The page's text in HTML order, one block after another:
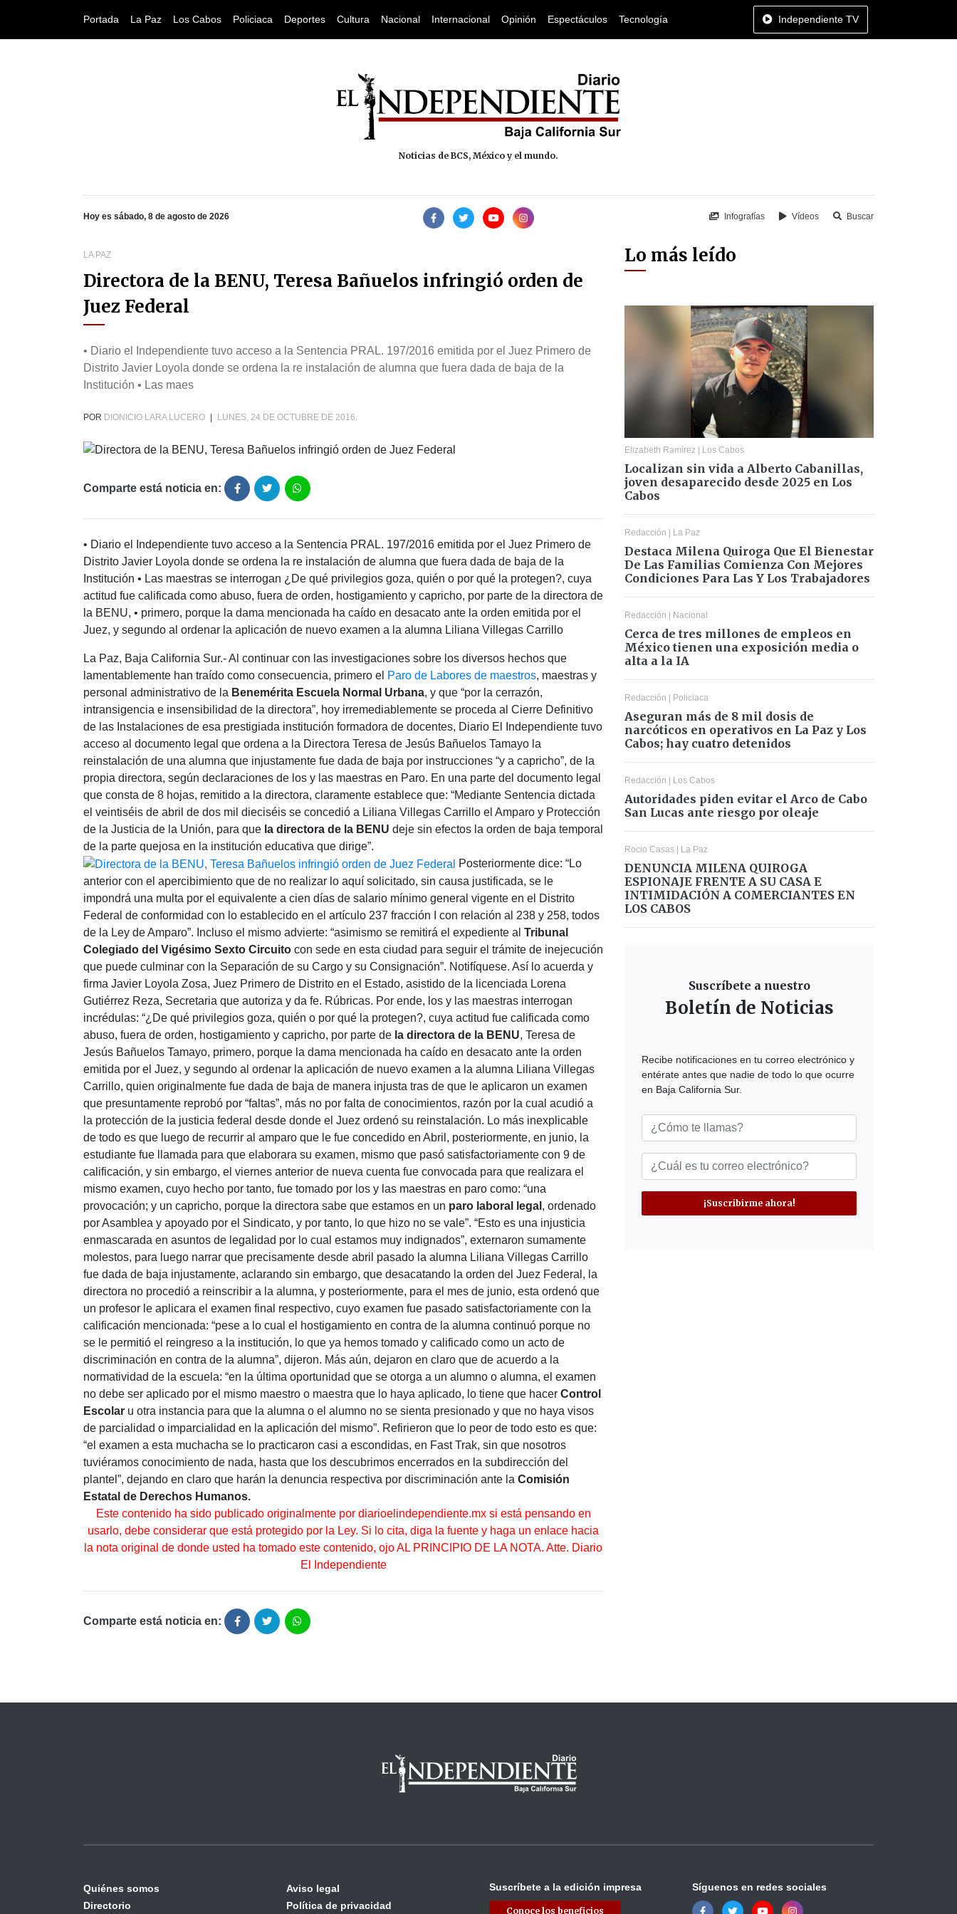
Portada La Paz Los Cabos Policiaca Deportes Cultura Nacional Internacional Opinión Espectáculos Tecnología Independiente TV
Noticias de BCS, México y el mundo.
Hoy es sábado, 8 de agosto de 2026 Infografías Vídeos Buscar
LA PAZ
Directora de la BENU, Teresa Bañuelos infringió orden de
Juez Federal
• Diario el Independiente tuvo acceso a la Sentencia PRAL. 197/2016 emitida por el Juez Primero de
Distrito Javier Loyola donde se ordena la re instalación de alumna que fuera dada de baja de la
Institución • Las maes
POR DIONICIO LARA LUCERO LUNES, 24 DE OCTUBRE DE 2016.
Comparte está noticia en:
• Diario el Independiente tuvo acceso a la Sentencia PRAL. 197/2016 emitida por el Juez Primero de
Distrito Javier Loyola donde se ordena la re instalación de alumna que fuera dada de baja de la
Institución • Las maestras se interrogan ¿De qué privilegios goza, quién o por qué la protegen?, cuya
actitud fue calificada como abuso, fuera de orden, hostigamiento y capricho, por parte de la directora de
la BENU, • primero, porque la dama mencionada ha caído en desacato ante la orden emitida por el
Juez, y segundo al ordenar la aplicación de nuevo examen a la alumna Liliana Villegas Carrillo
La Paz, Baja California Sur.- Al continuar con las investigaciones sobre los diversos hechos que
lamentablemente han traído como consecuencia, primero el Paro de Labores de maestros, maestras y
personal administrativo de la Benemérita Escuela Normal Urbana, y que “por la cerrazón,
intransigencia e insensibilidad de la directora”, hoy irremediablemente se proceda al Cierre Definitivo
de las Instalaciones de esa prestigiada institución formadora de docentes, Diario El Independiente tuvo
acceso al documento legal que ordena a la Directora Teresa de Jesús Bañuelos Tamayo la
reinstalación de una alumna que injustamente fue dada de baja por instrucciones “y a capricho”, de la
propia directora, según declaraciones de los y las maestras en Paro. En una parte del documento legal
que consta de 8 hojas, remitido a la directora, claramente establece que: “Mediante Sentencia dictada
el veintiséis de abril de dos mil dieciséis se concedió a Liliana Villegas Carrillo el Amparo y Protección
de la Justicia de la Unión, para que la directora de la BENU deje sin efectos la orden de baja temporal
de la parte quejosa en la institución educativa que dirige”.
Posteriormente dice: “Lo
anterior con el apercibimiento que de no realizar lo aquí solicitado, sin causa justificada, se le
impondrá una multa por el equivalente a cien días de salario mínimo general vigente en el Distrito
Federal de conformidad con lo establecido en el artículo 237 fracción I con relación al 238 y 258, todos
de la Ley de Amparo”. Incluso el mismo advierte: “asimismo se remitirá el expediente al Tribunal
Colegiado del Vigésimo Sexto Circuito con sede en esta ciudad para seguir el trámite de inejecución
que puede culminar con la Separación de su Cargo y su Consignación”. Notifíquese. Así lo acuerda y
firma Javier Loyola Zosa, Juez Primero de Distrito en el Estado, asistido de la licenciada Lorena
Gutiérrez Reza, Secretaria que autoriza y da fe. Rúbricas. Por ende, los y las maestras interrogan
incrédulas: “¿De qué privilegios goza, quién o por qué la protegen?, cuya actitud fue calificada como
abuso, fuera de orden, hostigamiento y capricho, por parte de la directora de la BENU, Teresa de
Jesús Bañuelos Tamayo, primero, porque la dama mencionada ha caído en desacato ante la orden
emitida por el Juez, y segundo al ordenar la aplicación de nuevo examen a la alumna Liliana Villegas
Carrillo, quien originalmente fue dada de baja de manera injusta tras de que le aplicaron un examen
que presuntamente reprobó por “faltas”, más no por falta de conocimientos, razón por la cual acudió a
la protección de la justicia federal desde donde el Juez ordenó su reinstalación. Lo más inexplicable
de todo es que luego de recurrir al amparo que le fue concedido en Abril, posteriormente, en junio, la
estudiante fue llamada para que elaborara su examen, mismo que pasó satisfactoriamente con 9 de
calificación, y sin embargo, el viernes anterior de nueva cuenta fue convocada para que realizara el
mismo examen, cuyo hecho por tanto, fue tomado por los y las maestras en paro como: “una
provocación; y un capricho, porque la directora sabe que estamos en un paro laboral legal , ordenado
por Asamblea y apoyado por el Sindicato, y por tanto, lo que hizo no se vale”. “Esto es una injusticia
enmascarada en asuntos de legalidad por lo cual estamos muy indignados”, externaron sumamente
molestos, para luego narrar que precisamente desde abril pasado la alumna Liliana Villegas Carrillo
fue dada de baja injustamente, aclarando sin embargo, que desacatando la orden del Juez Federal, la
directora no procedió a reinscribir a la alumna, y posteriormente, para el mes de junio, esta ordenó que
un profesor le aplicara el examen final respectivo, cuyo examen fue pasado satisfactoriamente con la
calificación mencionada: “pese a lo cual el hostigamiento en contra de la alumna continuó porque no
se le permitió el reingreso a la institución, lo que ya hemos tomado y calificado como un acto de
discriminación en contra de la alumna”, dijeron. Más aún, dejaron en claro que de acuerdo a la
normatividad de la escuela: “en la última oportunidad que se otorga a un alumno o alumna, el examen
no debe ser aplicado por el mismo maestro o maestra que lo haya aplicado, lo tiene que hacer Control
Escolar u otra instancia para que la alumna o el alumno no se sienta presionado y que no haya visos
de parcialidad o imparcialidad en la aplicación del mismo”. Refirieron que lo peor de todo esto es que:
“el examen a esta muchacha se lo practicaron casi a escondidas, en Fast Trak, sin que nosotros
tuviéramos conocimiento de nada, hasta que los descubrimos encerrados en la subdirección del
plantel”, dejando en claro que harán la denuncia respectiva por discriminación ante la Comisión
Estatal de Derechos Humanos.
Este contenido ha sido publicado originalmente por diarioelindependiente.mx si está pensando en
usarlo, debe considerar que está protegido por la Ley. Si lo cita, diga la fuente y haga un enlace hacia
la nota original de donde usted ha tomado este contenido, ojo AL PRINCIPIO DE LA NOTA. Atte. Diario
El Independiente
Comparte está noticia en:
Lo más leído
Elizabeth Ramírez | Los Cabos
Localizan sin vida a Alberto Cabanillas,
joven desaparecido desde 2025 en Los
Cabos
Redacción | La Paz
Destaca Milena Quiroga Que El Bienestar
De Las Familias Comienza Con Mejores
Condiciones Para Las Y Los Trabajadores
Redacción | Nacional
Cerca de tres millones de empleos en
México tienen una exposición media o
alta a la IA
Redacción | Policiaca
Aseguran más de 8 mil dosis de
narcóticos en operativos en La Paz y Los
Cabos; hay cuatro detenidos
Redacción | Los Cabos
Autoridades piden evitar el Arco de Cabo
San Lucas ante riesgo por oleaje
Rocio Casas | La Paz
DENUNCIA MILENA QUIROGA
ESPIONAJE FRENTE A SU CASA E
INTIMIDACIÓN A COMERCIANTES EN
LOS CABOS
Suscríbete a nuestro
Boletín de Noticias
Recibe notificaciones en tu correo electrónico y
entérate antes que nadie de todo lo que ocurre
en Baja California Sur.
¡Suscribirme ahora!
Quiénes somos
Directorio
Aviso legal
Política de privacidad
Suscríbete a la edición impresa
Conoce los beneficios
Síguenos en redes sociales